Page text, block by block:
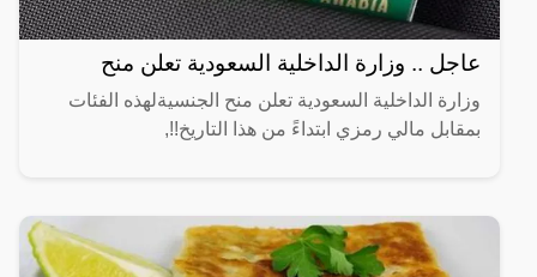
عاجل .. وزارة الداخلية السعودية تعلن منح
وزارة الداخلية السعودية تعلن منح الجنسيةلهذه الفئات
بمقابل مالي رمزي ابتداءً من هذا التاريخ!!,